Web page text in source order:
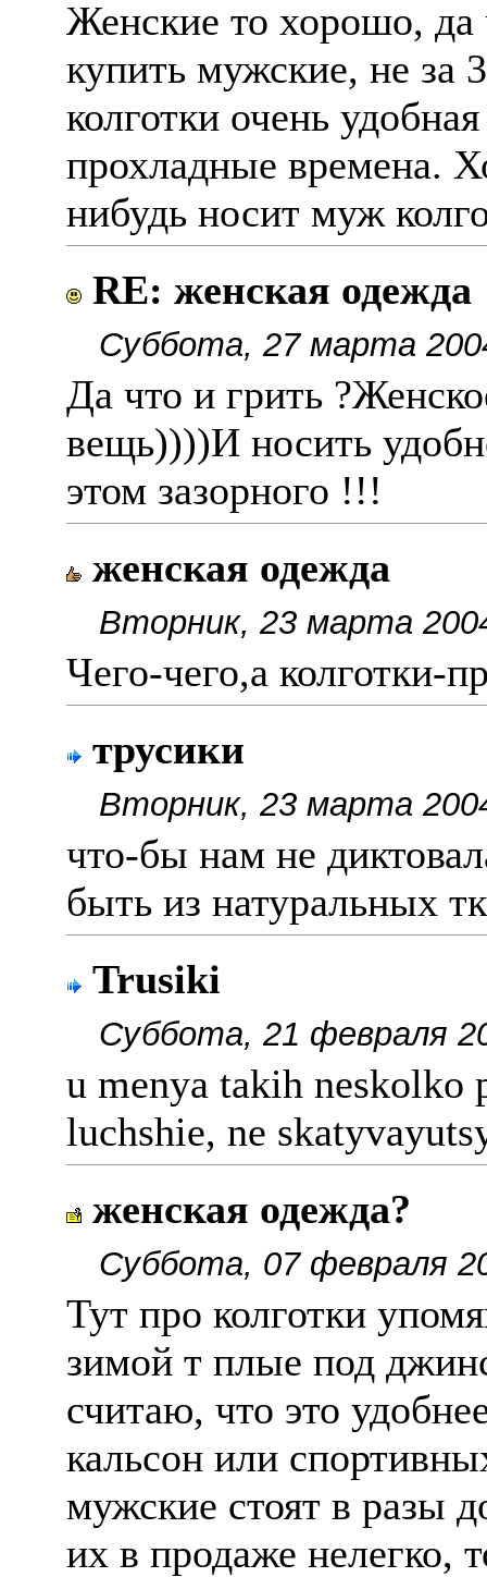
Женские то хорошо, да
купить мужские, не за
колготки очень
прохладные времена.
нибудь носит муж
RE: женская одежда
Суббота, 27 марта
Да что и грить
вещь))))И носить
этом зазорного !!!
женская одежда
Вторник, 23 марта
Чего-чего,а колготки-
трусики
Вторник, 23 марта
что-бы нам не
быть из натуральных
Trusiki
Суббота, 21 февраля
u menya takih neskolko
luchshie, ne
женская одежда?
Суббота, 07 февраля
Тут про колготки
зимой т плые под
считаю, что это
кальсон или
мужские стоят в разы
их в продаже нелегко,